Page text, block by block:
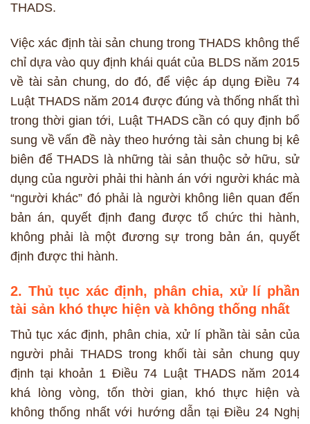
THADS.
Việc xác định tài sản chung trong THADS không thể
chỉ dựa vào quy định khái quát của BLDS năm 2015
về tài sản chung, do đó, để việc áp dụng Điều 74
Luật THADS năm 2014 được đúng và thống nhất thì
trong thời gian tới, Luật THADS cần có quy định bổ
sung về vấn đề này theo hướng tài sản chung bị kê
biên để THADS là những tài sản thuộc sở hữu, sử
dụng của người phải thi hành án với người khác mà
“người khác” đó phải là người không liên quan đến
bản án, quyết định đang được tổ chức thi hành,
không phải là một đương sự trong bản án, quyết
định được thi hành.
2. Thủ tục xác định, phân chia, xử lí phần
tài sản khó thực hiện và không thống nhất
Thủ tục xác định, phân chia, xử lí phần tài sản của
người phải THADS trong khối tài sản chung quy
định tại khoản 1 Điều 74 Luật THADS năm 2014
khá lòng vòng, tốn thời gian, khó thực hiện và
không thống nhất với hướng dẫn tại Điều 24 Nghị